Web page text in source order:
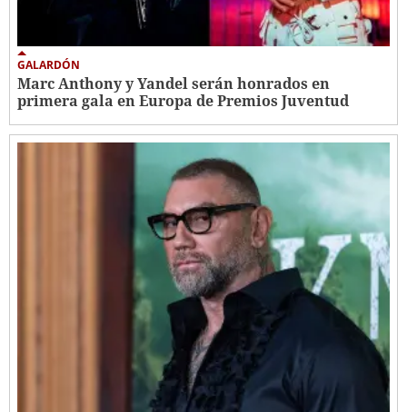
GALARDÓN
Marc Anthony y Yandel serán honrados en
primera gala en Europa de Premios Juventud